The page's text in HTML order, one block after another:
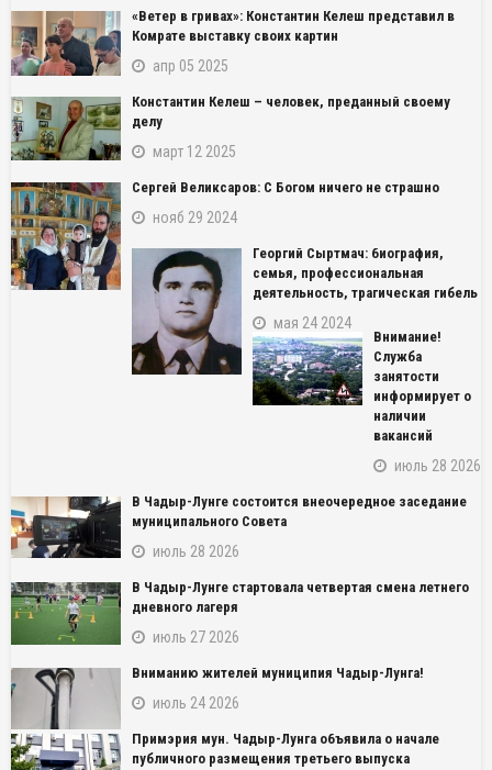
«Ветер в гривах»: Константин Келеш представил в
Комрате выставку своих картин
апр 05 2025
Константин Келеш – человек, преданный своему
делу
март 12 2025
Сергей Великсаров: С Богом ничего не страшно
нояб 29 2024
Георгий Сыртмач: биография,
семья, профессиональная
деятельность, трагическая гибель
мая 24 2024
Внимание!
Служба
занятости
информирует о
наличии
вакансий
июль 28 2026
В Чадыр-Лунге состоится внеочередное заседание
муниципального Совета
июль 28 2026
В Чадыр-Лунге стартовала четвертая смена летнего
дневного лагеря
июль 27 2026
Вниманию жителей муниципия Чадыр-Лунга!
июль 24 2026
Примэрия мун. Чадыр-Лунга объявила о начале
публичного размещения третьего выпуска
NAME_SOCIAL_TWITTER